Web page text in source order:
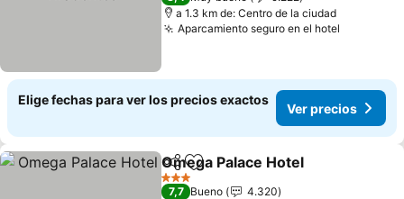
a 1.3 km de: Centro de la ciudad
Aparcamiento seguro en el hotel
Elige fechas para ver los precios exactos
Ver precios
CompartirAgregar a favoritos
Omega Palace Hotel
3 Estrellas
7,7 Bueno
4.320